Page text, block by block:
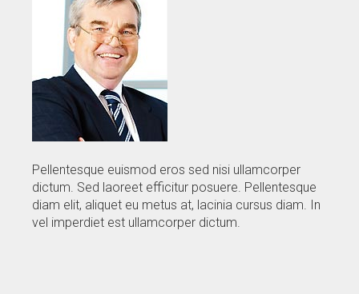
Pellentesque euismod eros sed nisi ullamcorper
dictum. Sed laoreet efficitur posuere. Pellentesque
diam elit, aliquet eu metus at, lacinia cursus diam. In
vel imperdiet est ullamcorper dictum.